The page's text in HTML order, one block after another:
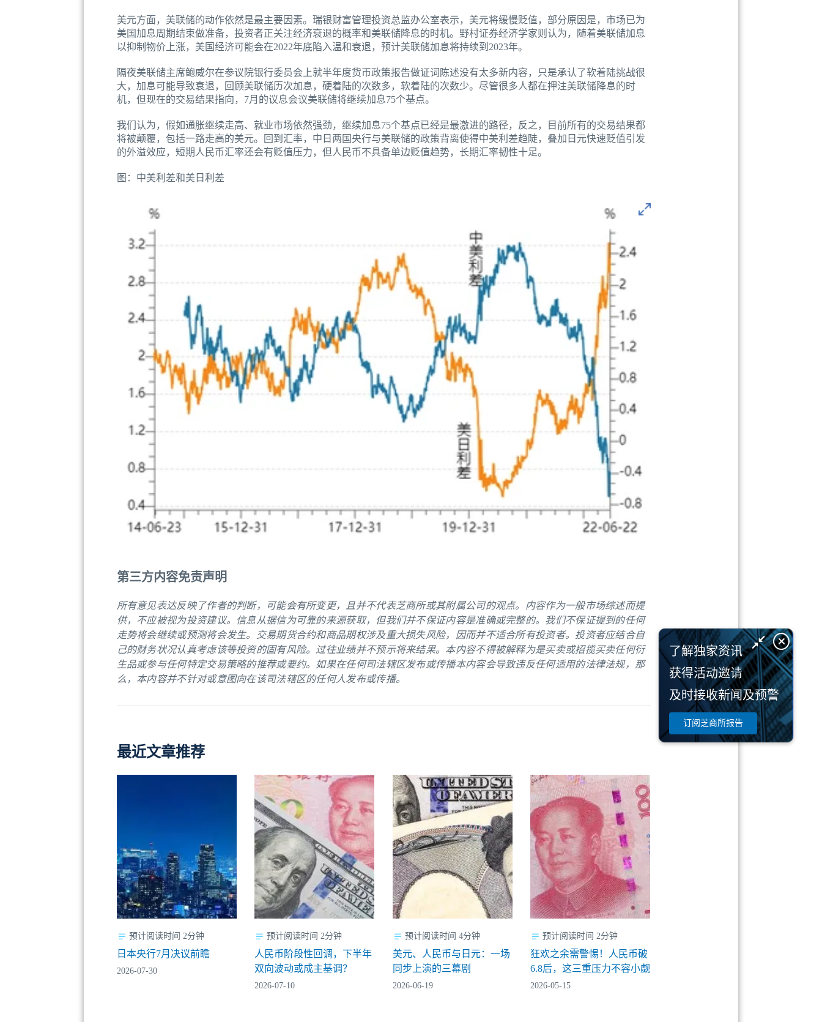
美元方面，美联储的动作依然是最主要因素。瑞银财富管理投资总监办公室表示，美元将缓慢贬值，部分原因是，市场已为
美国加息周期结束做准备，投资者正关注经济衰退的概率和美联储降息的时机。野村证券经济学家则认为，随着美联储加息
以抑制物价上涨，美国经济可能会在2022年底陷入温和衰退，预计美联储加息将持续到2023年。
隔夜美联储主席鲍威尔在参议院银行委员会上就半年度货币政策报告做证词陈述没有太多新内容，只是承认了软着陆挑战很
大，加息可能导致衰退，回顾美联储历次加息，硬着陆的次数多，软着陆的次数少。尽管很多人都在押注美联储降息的时
机，但现在的交易结果指向，7月的议息会议美联储将继续加息75个基点。
我们认为，假如通胀继续走高、就业市场依然强劲，继续加息75个基点已经是最激进的路径，反之，目前所有的交易结果都
将被颠覆，包括一路走高的美元。回到汇率，中日两国央行与美联储的政策背离使得中美利差趋陡，叠加日元快速贬值引发
的外溢效应，短期人民币汇率还会有贬值压力，但人民币不具备单边贬值趋势，长期汇率韧性十足。
图：中美利差和美日利差
第三方内容免责声明
所有意见表达反映了作者的判断，可能会有所变更，且并不代表芝商所或其附属公司的观点。内容作为一般市场综述而提
供，不应被视为投资建议。信息从据信为可靠的来源获取，但我们并不保证内容是准确或完整的。我们不保证提到的任何
走势将会继续或预测将会发生。交易期货合约和商品期权涉及重大损失风险，因而并不适合所有投资者。投资者应结合自
己的财务状况认真考虑该等投资的固有风险。过往业绩并不预示将来结果。本内容不得被解释为是买卖或招揽买卖任何衍
生品或参与任何特定交易策略的推荐或要约。如果在任何司法辖区发布或传播本内容会导致违反任何适用的法律法规，那
么，本内容并不针对或意图向在该司法辖区的任何人发布或传播。
最近文章推荐
预计阅读时间 2分钟
日本央行7月决议前瞻
2026-07-30
预计阅读时间 2分钟
人民币阶段性回调，下半年
双向波动或成主基调？
2026-07-10
预计阅读时间 4分钟
美元、人民币与日元：一场
同步上演的三幕剧
2026-06-19
预计阅读时间 2分钟
狂欢之余需警惕！人民币破
6.8后，这三重压力不容小觑
2026-05-15
了解独家资讯
获得活动邀请
及时接收新闻及预警
订阅芝商所报告